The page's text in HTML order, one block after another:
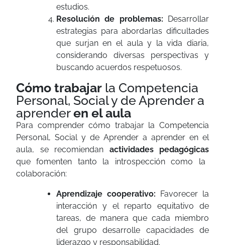
estudios.
Resolución de problemas: Desarrollar
estrategias para abordarlas dificultades
que surjan en el aula y la vida diaria,
considerando diversas perspectivas y
buscando acuerdos respetuosos.
Cómo trabajar la Competencia
Personal, Social y de Aprender a
aprenderen el aula
Para comprender cómo trabajar la Competencia
Personal, Social y de Aprender a aprender en el
aula, se recomiendan actividades pedagógicas
que fomenten tanto la introspección como la
colaboración:
Aprendizaje cooperativo: Favorecer la
interacción y el reparto equitativo de
tareas, de manera que cada miembro
del grupo desarrolle capacidades de
liderazgo y responsabilidad.